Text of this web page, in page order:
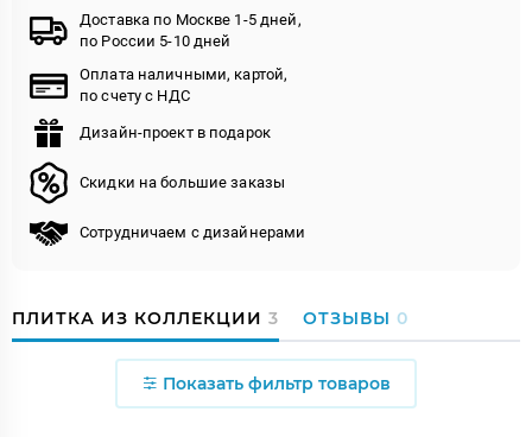
Доставка по Москве 1-5 дней,
по России 5-10 дней
Оплата наличными, картой,
по счету с НДС
Дизайн-проект в подарок
Скидки на большие заказы
Сотрудничаем с дизайнерами
ПЛИТКА ИЗ КОЛЛЕКЦИИ 3 ОТЗЫВЫ 0
Показать фильтр товаров